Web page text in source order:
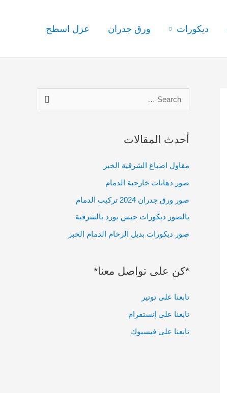
ديكورات ورق جدران عزل اسطح
a
:
أحدث المقالات
مقاول اصباغ الشرقية الخبر
صور دهانات خارجية الدمام
صور ورق جدران 2024 تركيب الدمام
بالصور ديكورات جبس بورد بالشرقية
صور ديكورات بديل الرخام الدمام الخبر
*كن على تواصل معنا*
تابعنا على توتير
تابعنا على إنستقرام
تابعنا على فيسبوك